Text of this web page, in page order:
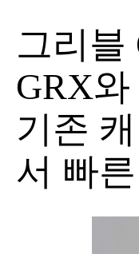
그리블
GRX
기존
서 빠